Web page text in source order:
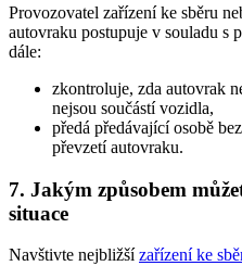
Provozovatel zařízení ke sběru
autovraku postupuje v souladu s
dále:
zkontroluje, zda autovrak
nejsou součástí vozidla,
předá předávající osobě
převzetí autovraku.
7. Jakým způsobem
situace
Navštivte nejbližšízařízení ke